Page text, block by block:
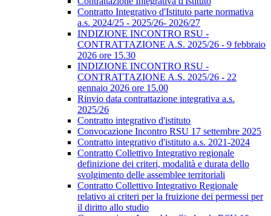
Contratto Integrativo d'Istituto parte normativa
a.s. 2024/25 - 2025/26- 2026/27
INDIZIONE INCONTRO RSU -
CONTRATTAZIONE A.S. 2025/26 - 9 febbraio
2026 ore 15.30
INDIZIONE INCONTRO RSU -
CONTRATTAZIONE A.S. 2025/26 - 22
gennaio 2026 ore 15.00
Rinvio data contrattazione integrativa a.s.
2025/26
Contratto integrativo d'istituto
Convocazione Incontro RSU 17 settembre 2025
Contratto integrativo d'istituto a.s. 2021-2024
Contratto Collettivo Integrativo regionale
definizione dei criteri, modalità e durata dello
svolgimento delle assemblee territoriali
Contratto Collettivo Integrativo Regionale
relativo ai criteri per la fruizione dei permessi per
il diritto allo studio